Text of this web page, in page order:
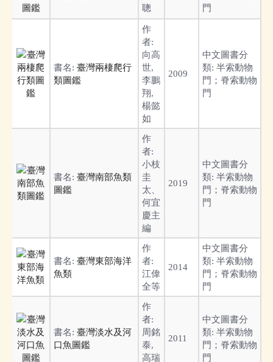
聰
門
書名: 臺灣兩棲爬行
類圖鑑
作
者:
向高
世,
李鵬
翔,
楊懿
如
2009
中文圖書分
類: 半索動物
門；脊索動物
門
書名: 臺灣南部魚類
圖鑑
作
者:
小枝
圭
太、
何宜
慶主
編
2019
中文圖書分
類: 半索動物
門；脊索動物
門
書名: 臺灣東部海洋
魚類
作
者:
江偉
全等
2014
中文圖書分
類: 半索動物
門；脊索動物
門
書名: 臺灣淡水及河
口魚圖鑑
作
者:
周銘
泰,
高瑞
2011
中文圖書分
類: 半索動物
門；脊索動物
門